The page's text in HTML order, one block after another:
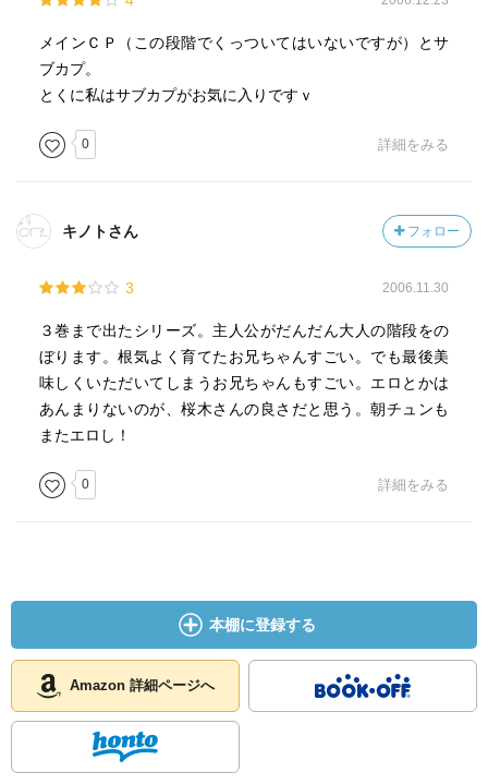
メインＣＰ（この段階でくっついてはいないですが）とサ
ブカプ。
とくに私はサブカプがお気に入りですｖ
0 詳細をみる
キノトさん フォロー
3 2006.11.30
３巻まで出たシリーズ。主人公がだんだん大人の階段をの
ぼります。根気よく育てたお兄ちゃんすごい。でも最後美
味しくいただいてしまうお兄ちゃんもすごい。エロとかは
あんまりないのが、桜木さんの良さだと思う。朝チュンも
またエロし！
0 詳細をみる
本棚に登録する
Amazon 詳細ページへ